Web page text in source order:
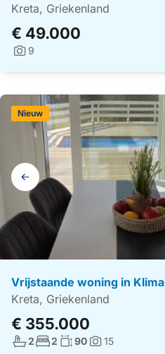
Kreta, Griekenland
€ 49.000
Foto's:
9
Galerij
navigatie
Vrijstaande woning in Klima
Kreta, Griekenland
€ 355.000
Nieuw
Aantal badkamers:
2Aantal slaapkamers:
2 Woonoppervlakte:
90Foto's:
15